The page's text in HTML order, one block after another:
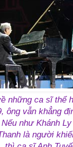
những ca sĩ thể
ông vẫn khẳng
như Khánh
là người